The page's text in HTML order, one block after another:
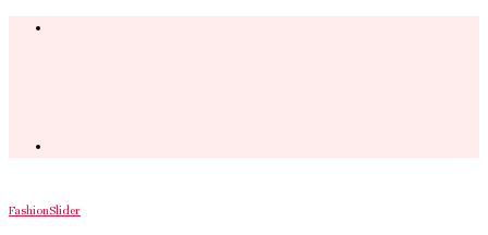
FashionSlider